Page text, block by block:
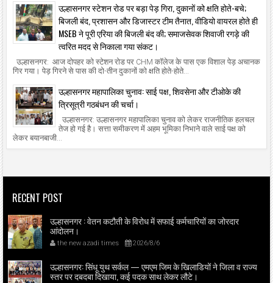
उल्हासनगर स्टेशन रोड पर बड़ा पेड़ गिरा, दुकानों को क्षति होते-बचे;
बिजली बंद, प्रशासन और डिजास्टर टीम तैनात, वीडियो वायरल होते ही
MSEB ने पूरी एरिया की बिजली बंद की; समाजसेवक शिवाजी रगड़े की
त्वरित मदद से निकाला गया संकट।
उल्हासनगर: आज दोपहर को स्टेशन रोड पर CHM कॉलेज के पास एक विशाल पेड़ अचानक
गिर गया। पेड़ गिरने से पास की दो-तीन दुकानों को क्षति होते-होते...
उल्हासनगर महापालिका चुनाव: साई पक्ष, शिवसेना और टीओके की
त्रिसूत्री गठबंधन की चर्चा।
उल्हासनगर: उल्हासनगर महापालिका चुनाव को लेकर राजनीतिक हलचल
तेज हो गई है। सत्ता समीकरण में अहम भूमिका निभाने वाले साई पक्ष को
लेकर बयानबाजी...
RECENT POST
उल्हासनगर : वेतन कटौती के विरोध में सफाई कर्मचारियों का जोरदार
आंदोलन।
the new azadi times 2026/8/6
उल्हासनगर: सिंधू युथ सर्कल — एमएम जिम के खिलाडियों ने जिला व राज्य
स्तर पर दबदबा दिखाया, कई पदक साथ लेकर लौटे।